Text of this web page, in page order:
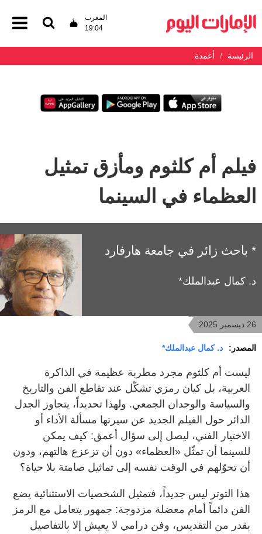
المغرب
19:04
الرئيسة أعمدة
فيلم أم كلثوم ومأزق تمثيل
العظماء في السينما
* باحث زائر في جامعة هارفارد
د. كمال عبدالملك*
26 ديسمبر 2025
المصدر: د. كمال عبدالملك*
ليست أم كلثوم مجرد مطربة عظيمة في الذاكرة
العربية، بل كيان رمزي تشكّل عند تقاطع الفن والتاريخ
والسياسة والوجدان الجمعي. ولهذا تحديداً، يتجاوز الجدل
الدائر حول الفيلم الجديد عن سيرتها مسألة الأداء أو
الاختيار الفني، ليصل إلى سؤال أعمق: كيف يمكن
للسينما أن تمثّل «العظماء» دون أن تزعزع هالتهم، ودون
أن تحوّلهم في الوقت نفسه إلى تماثيل صامتة بلا حياة؟
هذا التوتر ليس جديداً، فتمثيل الشخصيات الاستثنائية يضع
الفن دائماً أمام معضلة مزدوجة: جمهور يتعامل مع الرمز
بقدر من التقديس، وفن درامي لا يعيش إلا بالتفاصيل